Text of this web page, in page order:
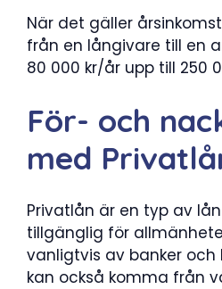
När det gäller
från en långivare till en
80 000 kr/år upp till 250
För- och
med
Privatlån är en typ av
tillgänglig för
vanligtvis av banker
kan också komma från